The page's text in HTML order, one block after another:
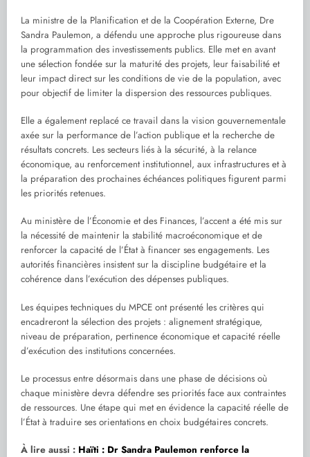
La ministre de la Planification et de la Coopération Externe, Dre
Sandra Paulemon, a défendu une approche plus rigoureuse dans
la programmation des investissements publics. Elle met en avant
une sélection fondée sur la maturité des projets, leur faisabilité et
leur impact direct sur les conditions de vie de la population, avec
pour objectif de limiter la dispersion des ressources publiques.
Elle a également replacé ce travail dans la vision gouvernementale
axée sur la performance de l’action publique et la recherche de
résultats concrets. Les secteurs liés à la sécurité, à la relance
économique, au renforcement institutionnel, aux infrastructures et à
la préparation des prochaines échéances politiques figurent parmi
les priorités retenues.
Au ministère de l’Économie et des Finances, l’accent a été mis sur
la nécessité de maintenir la stabilité macroéconomique et de
renforcer la capacité de l’État à financer ses engagements. Les
autorités financières insistent sur la discipline budgétaire et la
cohérence dans l’exécution des dépenses publiques.
Les équipes techniques du MPCE ont présenté les critères qui
encadreront la sélection des projets : alignement stratégique,
niveau de préparation, pertinence économique et capacité réelle
d’exécution des institutions concernées.
Le processus entre désormais dans une phase de décisions où
chaque ministère devra défendre ses priorités face aux contraintes
de ressources. Une étape qui met en évidence la capacité réelle de
l’État à traduire ses orientations en choix budgétaires concrets.
À lire aussi : Haïti : Dr Sandra Paulemon renforce la